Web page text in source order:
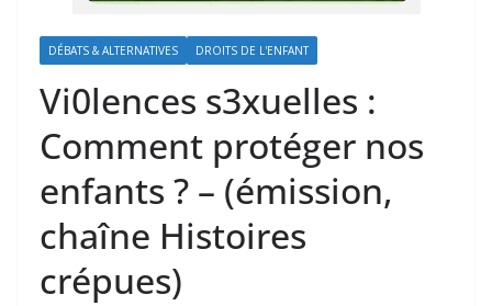
DÉBATS & ALTERNATIVES DROITS DE L'ENFANT
Vi0lences s3xuelles :
Comment protéger nos
enfants ? – (émission,
chaîne Histoires
crépues)